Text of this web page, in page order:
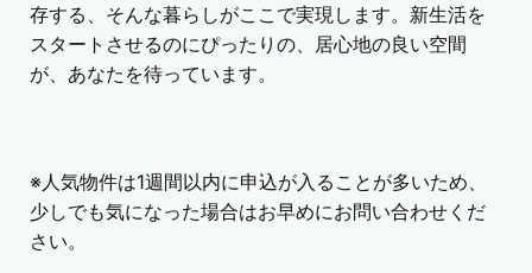
存する、そんな暮らしがここで実現します。新生活を
スタートさせるのにぴったりの、居心地の良い空間
が、あなたを待っています。
※人気物件は1週間以内に申込が入ることが多いため、
少しでも気になった場合はお早めにお問い合わせくだ
さい。